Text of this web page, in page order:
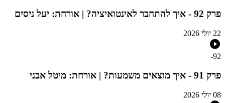
פרק 92 - איך להתחבר לאינטואיציה? | אורחת: יעל ניסים
22 יולי 2026
92
-
פרק 91 - איך מוצאים משמעות? | אורחת: מיטל אבני
08 יולי 2026